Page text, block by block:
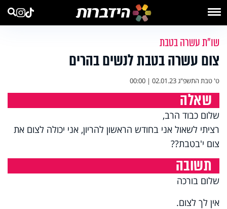
שו"ת עשרה בטבת
צום עשרה בטבת לנשים בהרים
ט' טבת התשפ"ג02.01.23 | 00:00
שאלה
שלום כבוד הרב,
רציתי לשאול אני בחודש הראשון להריון, אני יכולה לצום את
צום י'בטבת??
תשובה
שלום בורכה
אין לך לצום.